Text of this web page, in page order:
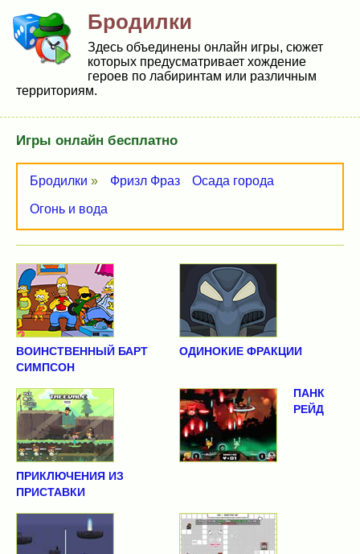
Бродилки
Здесь объединены онлайн игры, сюжет
которых предусматривает хождение
героев по лабиринтам или различным
территориям.
Игры онлайн бесплатно
Бродилки » Фризл Фраз Осада города
Огонь и вода
ВОИНСТВЕННЫЙ БАРТ
СИМПСОН
ОДИНОКИЕ ФРАКЦИИ
ПРИКЛЮЧЕНИЯ ИЗ
ПРИСТАВКИ
ПАНК
РЕЙД